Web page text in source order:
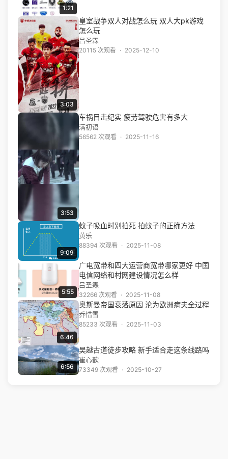
1:21
3:03
皇室战争双人对战怎么玩 双人大pk游戏
怎么玩
吕圣霖
20115 次观看 · 2025-12-10
3:53
车祸目击纪实 疲劳驾驶危害有多大
满初语
56562 次观看 · 2025-11-16
9:09
蚊子吸血时别拍死 拍蚊子的正确方法
黄乐
88394 次观看 · 2025-11-08
5:55
广电宽带和四大运营商宽带哪家更好 中国
电信网络和村网建设情况怎么样
吕圣霖
32266 次观看 · 2025-11-08
6:46
奥斯曼帝国衰落原因 沦为欧洲病夫全过程
乔惜雪
85233 次观看 · 2025-11-03
6:56
吴越古道徒步攻略 新手适合走这条线路吗
崔心歆
73349 次观看 · 2025-10-27